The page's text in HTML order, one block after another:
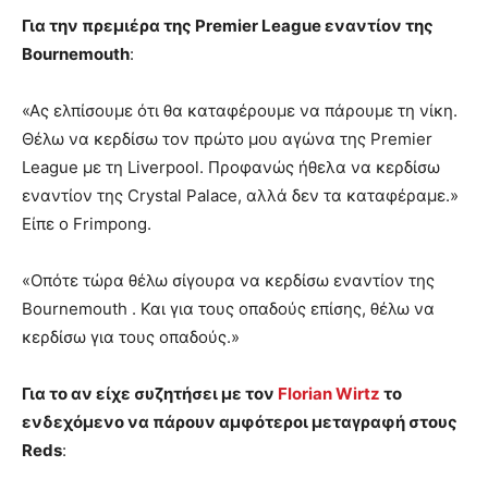
Για την πρεμιέρα της Premier League εναντίον της
Bournemouth:
«Ας ελπίσουμε ότι θα καταφέρουμε να πάρουμε τη νίκη.
Θέλω να κερδίσω τον πρώτο μου αγώνα της Premier
League με τη Liverpool. Προφανώς ήθελα να κερδίσω
εναντίον της Crystal Palace, αλλά δεν τα καταφέραμε.»
Είπε ο Frimpong.
«Οπότε τώρα θέλω σίγουρα να κερδίσω εναντίον της
Bournemouth . Και για τους οπαδούς επίσης, θέλω να
κερδίσω για τους οπαδούς.»
Για το αν είχε συζητήσει με τον Florian Wirtz το
ενδεχόμενο να πάρουν αμφότεροι μεταγραφή στους
Reds: